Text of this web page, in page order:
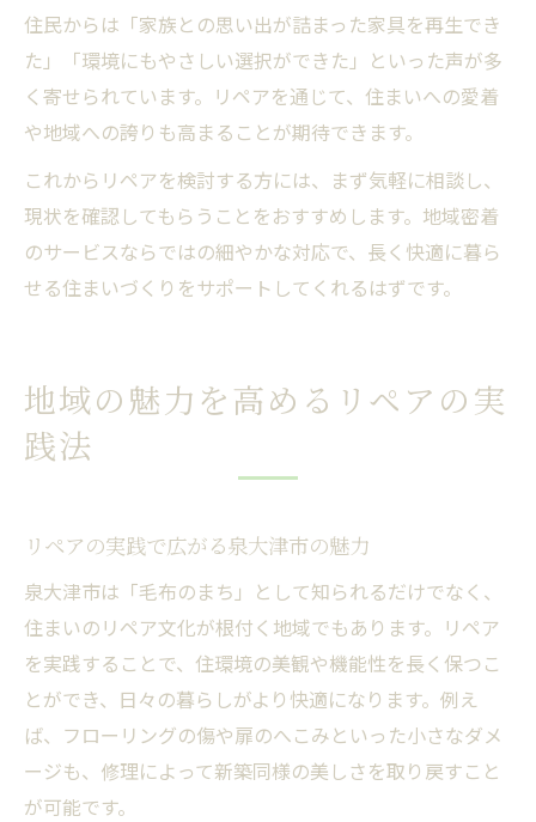
住民からは「家族との思い出が詰まった家具を再生でき
た」「環境にもやさしい選択ができた」といった声が多
く寄せられています。リペアを通じて、住まいへの愛着
や地域への誇りも高まることが期待できます。
これからリペアを検討する方には、まず気軽に相談し、
現状を確認してもらうことをおすすめします。地域密着
のサービスならではの細やかな対応で、長く快適に暮ら
せる住まいづくりをサポートしてくれるはずです。
地域の魅力を高めるリペアの実
践法
リペアの実践で広がる泉大津市の魅力
泉大津市は「毛布のまち」として知られるだけでなく、
住まいのリペア文化が根付く地域でもあります。リペア
を実践することで、住環境の美観や機能性を長く保つこ
とができ、日々の暮らしがより快適になります。例え
ば、フローリングの傷や扉のへこみといった小さなダメ
ージも、修理によって新築同様の美しさを取り戻すこと
が可能です。